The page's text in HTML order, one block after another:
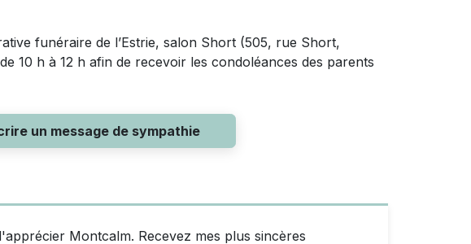
funéraire de l’Estrie, salon Short (505, rue Short,
10 h à 12 h afin de recevoir les condoléances des parents
un message de sympathie
Montcalm. Recevez mes plus sincères